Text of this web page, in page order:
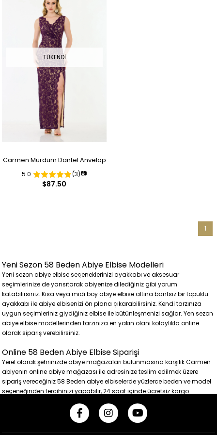
TÜKENDI
Carmen Mürdüm Dantel Anvelop
Uzun Abiye Elbise
5.0 (3)📷
$87.50
1
Yeni Sezon 58 Beden Abiye Elbise Modelleri
Yeni sezon abiye elbise seçeneklerinizi ayakkabı ve aksesuar
seçimlerinize de yansıtarak abiyenize dilediğiniz gibi yorum
katabilirsiniz. Kısa veya midi boy abiye elbise altına bantsız bir topuklu
ayakkabı ile abiye elbisenizi ön plana çıkarabilirsiniz. Kendi tarzınıza
uygun seçimleriniz giydiğiniz elbise ile bütünleşmenizi sağlar. Yen sezon
abiye elbise modellerinden tarzınıza en yakın olanı kolaylıkla online
olarak sipariş verebilirsiniz.
Online 58 Beden Abiye Elbise Siparişi
Yerel olarak şehrinizde abiye mağazaları bulunmasına karşılık Carmen
abiyenin online abiye mağazası ile adresinize teslim edilmek üzere
sipariş vereceğiniz 58 Beden abiye elbiselerde yüzlerce beden ve model
seçeneğinden tercihinizi yapabilir, 24 saat içinde ücretsiz kargo
ve ya değişim için de kargo ücreti ödemezsiniz.
24 Saat İçinde Ücretsiz Kargo Fırsatı